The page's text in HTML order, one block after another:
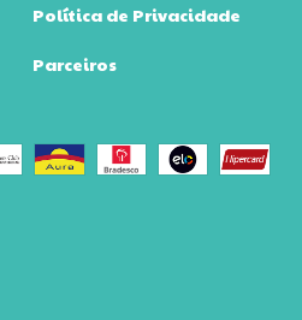
Política de Privacidade
Parceiros